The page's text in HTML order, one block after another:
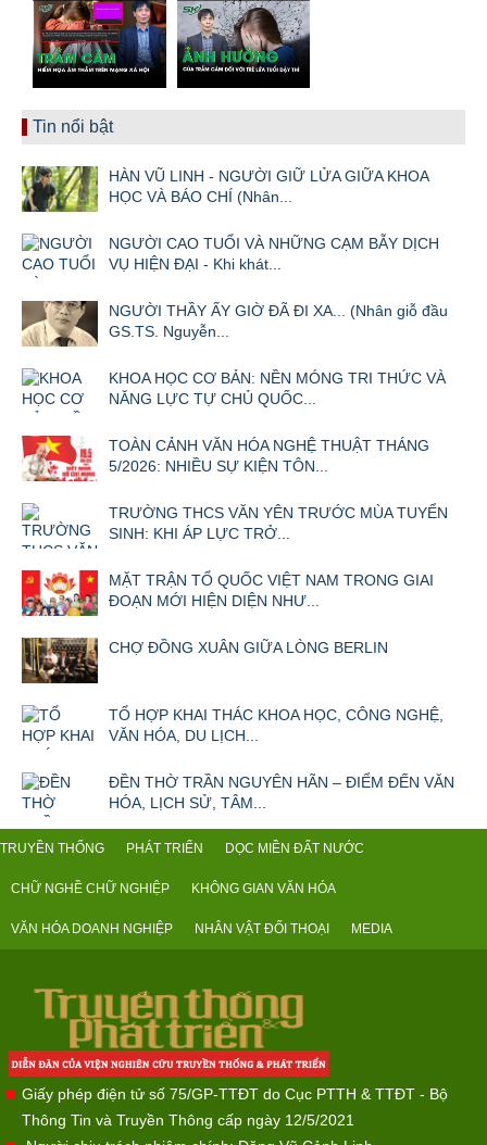
Tin nổi bật
HÀN VŨ LINH - NGƯỜI GIỮ LỬA GIỮA KHOA
HỌC VÀ BÁO CHÍ (Nhân...
NGƯỜI CAO TUỔI VÀ NHỮNG CẠM BẪY DỊCH
VỤ HIỆN ĐẠI - Khi khát...
NGƯỜI THẦY ẤY GIỜ ĐÃ ĐI XA... (Nhân giỗ đầu
GS.TS. Nguyễn...
KHOA HỌC CƠ BẢN: NỀN MÓNG TRI THỨC VÀ
NĂNG LỰC TỰ CHỦ QUỐC...
TOÀN CẢNH VĂN HÓA NGHỆ THUẬT THÁNG
5/2026: NHIỀU SỰ KIỆN TÔN...
TRƯỜNG THCS VĂN YÊN TRƯỚC MÙA TUYỂN
SINH: KHI ÁP LỰC TRỞ...
MẶT TRẬN TỔ QUỐC VIỆT NAM TRONG GIAI
ĐOẠN MỚI HIỆN DIỆN NHƯ...
CHỢ ĐỒNG XUÂN GIỮA LÒNG BERLIN
TỔ HỢP KHAI THÁC KHOA HỌC, CÔNG NGHỆ,
VĂN HÓA, DU LỊCH...
ĐỀN THỜ TRẦN NGUYÊN HÃN – ĐIỂM ĐẾN VĂN
HÓA, LỊCH SỬ, TÂM...
TRUYỀN THỐNG PHÁT TRIỂN DỌC MIỀN ĐẤT NƯỚC
CHỮ NGHỀ CHỮ NGHIỆP KHÔNG GIAN VĂN HÓA
VĂN HÓA DOANH NGHIỆP NHÂN VẬT ĐỐI THOẠI MEDIA
Giấy phép điện tử số 75/GP-TTĐT do Cục PTTH & TTĐT - Bộ
Thông Tin và Truyền Thông cấp ngày 12/5/2021